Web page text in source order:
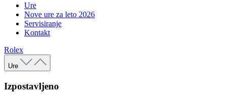
Ure
Nove ure za leto 2026
Servisiranje
Kontakt
Rolex
Ure
Izpostavljeno